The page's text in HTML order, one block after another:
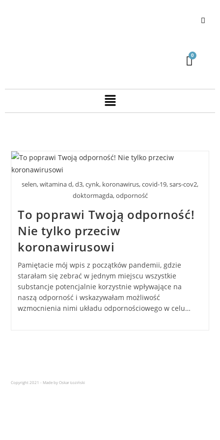
selen, witamina d, d3, cynk, koronawirus, covid-19, sars-cov2,
doktormagda, odporność
To poprawi Twoją odporność!
Nie tylko przeciw
koronawirusowi
Pamiętacie mój wpis z początków pandemii, gdzie
starałam się zebrać w jednym miejscu wszystkie
substancje potencjalnie korzystnie wpływające na
naszą odporność i wskazywałam możliwość
wzmocnienia nimi układu odpornościowego w celu…
Copyright 2021 - Made by Oskar Łoziński